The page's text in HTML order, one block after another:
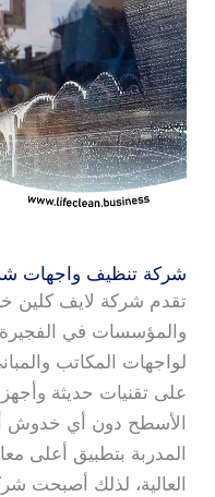
شركة تنظيف واجهات
تقدم شركة لايف كلين
والمؤسسات في
لواجهات المكاتب
على تقنيات حديثة
الأسطح دون أي خدوش
المدربة بتطبيق أعلى
العالية، لذلك أصبحت